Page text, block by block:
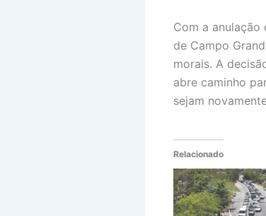
Com a anulação
de Campo
morais. A
abre caminho
sejam
Relacionado